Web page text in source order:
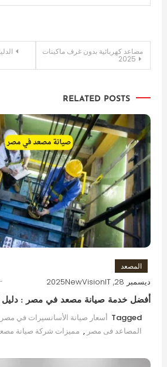
تصفّح
مصاعد كهربائية بدون غرف ماكينات
2025
RELATED POSTS
المصعد
ديسمبر 28, 2025 NewVisionIT
أفضل خدمة صيانة مصعد في مصر : دليل
Tagged أسعار صيانة الأسانسيرات في مصر
المصاعد فى مصر , مميزات شركة صيانة